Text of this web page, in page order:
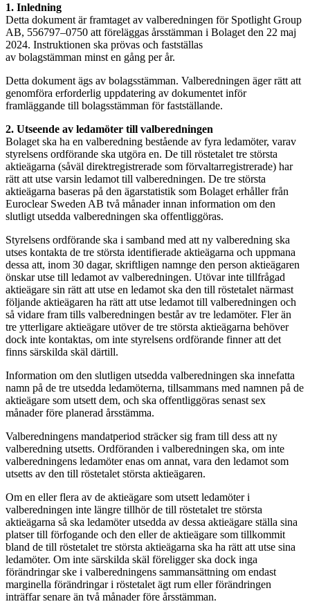
1. Inledning
Detta dokument är framtaget av valberedningen för Spotlight Group
AB, 556797–0750 att föreläggas årsstämman i Bolaget den 22 maj
2024. Instruktionen ska prövas och fastställas
av bolagstämman minst en gång per år.
Detta dokument ägs av bolagsstämman. Valberedningen äger rätt att
genomföra erforderlig uppdatering av dokumentet inför
framläggande till bolagsstämman för fastställande.
2. Utseende av ledamöter till valberedningen
Bolaget ska ha en valberedning bestående av fyra ledamöter, varav
styrelsens ordförande ska utgöra en. De till röstetalet tre största
aktieägarna (såväl direktregistrerade som förvaltarregistrerade) har
rätt att utse varsin ledamot till valberedningen. De tre största
aktieägarna baseras på den ägarstatistik som Bolaget erhåller från
Euroclear Sweden AB två månader innan information om den
slutligt utsedda valberedningen ska offentliggöras.
Styrelsens ordförande ska i samband med att ny valberedning ska
utses kontakta de tre största identifierade aktieägarna och uppmana
dessa att, inom 30 dagar, skriftligen namnge den person aktieägaren
önskar utse till ledamot av valberedningen. Utövar inte tillfrågad
aktieägare sin rätt att utse en ledamot ska den till röstetalet närmast
följande aktieägaren ha rätt att utse ledamot till valberedningen och
så vidare fram tills valberedningen består av tre ledamöter. Fler än
tre ytterligare aktieägare utöver de tre största aktieägarna behöver
dock inte kontaktas, om inte styrelsens ordförande finner att det
finns särskilda skäl därtill.
Information om den slutligen utsedda valberedningen ska innefatta
namn på de tre utsedda ledamöterna, tillsammans med namnen på de
aktieägare som utsett dem, och ska offentliggöras senast sex
månader före planerad årsstämma.
Valberedningens mandatperiod sträcker sig fram till dess att ny
valberedning utsetts. Ordföranden i valberedningen ska, om inte
valberedningens ledamöter enas om annat, vara den ledamot som
utsetts av den till röstetalet största aktieägaren.
Om en eller flera av de aktieägare som utsett ledamöter i
valberedningen inte längre tillhör de till röstetalet tre största
aktieägarna så ska ledamöter utsedda av dessa aktieägare ställa sina
platser till förfogande och den eller de aktieägare som tillkommit
bland de till röstetalet tre största aktieägarna ska ha rätt att utse sina
ledamöter. Om inte särskilda skäl föreligger ska dock inga
förändringar ske i valberedningens sammansättning om endast
marginella förändringar i röstetalet ägt rum eller förändringen
inträffar senare än två månader före årsstämman.